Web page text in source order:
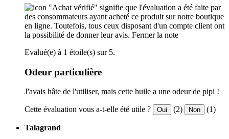
"Achat vérifié" signifie que l'évaluation a été faite par
des consommateurs ayant acheté ce produit sur notre boutique
en ligne. Toutefois, tous ceux disposant d'un compte client ont
la possibilité de donner leur avis. Fermer la note
Evalué(e) à 1 étoile(s) sur 5.
Odeur particulière
J'avais hâte de l'utiliser, mais cette huile a une odeur de pipi !
Cette évaluation vous a-t-elle été utile ? Oui (2) Non (1)
Talagrand